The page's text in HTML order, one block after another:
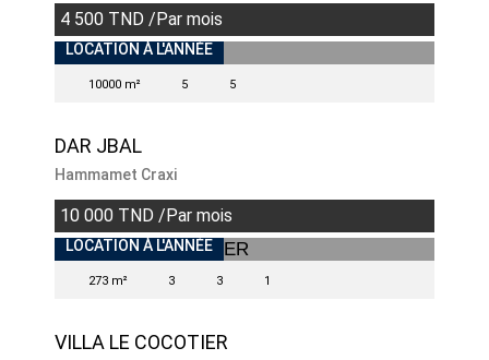
4 500 TND /Par mois
LOCATION À L'ANNÉE
10000 m² 5 5
DAR JBAL
Hammamet Craxi
10 000 TND /Par mois
INDISPONIBLE
LOCATION À L'ANNÉE
273 m² 3 3 1
VILLA LE COCOTIER